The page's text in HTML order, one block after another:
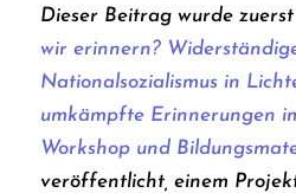
Dieser Beitrag wurde
wir erinnern?
Nationalsozialismus in
umkämpfte Erinnerungen
Workshop und
veröffentlicht, einem